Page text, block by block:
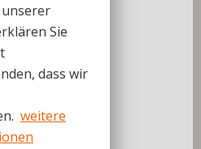
Neueste
vom
März 2019
Neueste
vom
Sie
dass wir
weitere